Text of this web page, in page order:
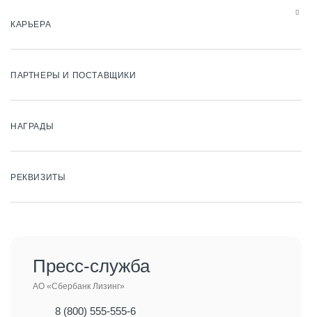
КАРЬЕРА
ПАРТНЕРЫ И ПОСТАВЩИКИ
НАГРАДЫ
РЕКВИЗИТЫ
Пресс-служба
АО «Сбербанк Лизинг»
8 (800) 555-555-6